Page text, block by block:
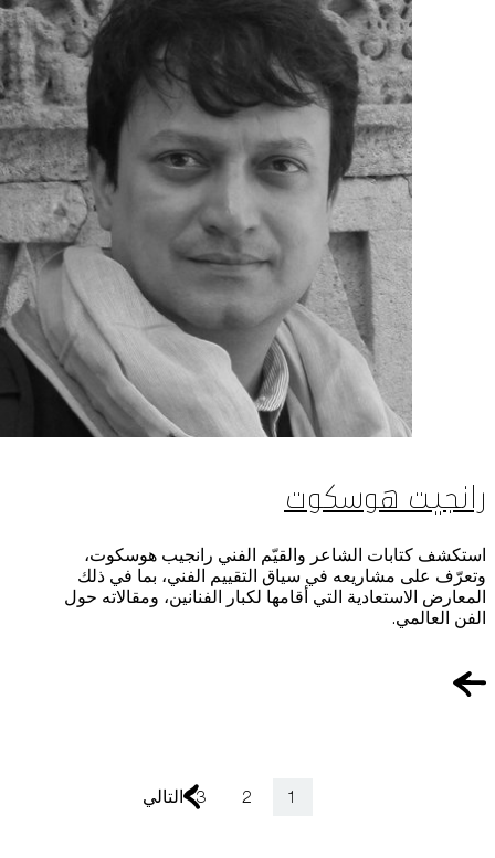
رانجيت هوسكوت
استكشف كتابات الشاعر والقيّم الفني رانجيب هوسكوت،
وتعرّف على مشاريعه في سياق التقييم الفني، بما في ذلك
المعارض الاستعادية التي أقامها لكبار الفنانين، ومقالاته حول
الفن العالمي.
1
2
3 التالي